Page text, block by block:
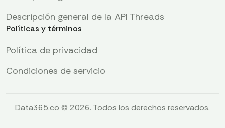
Descripción general de la API Threads
Políticas y términos
Política de privacidad
Condiciones de servicio
Data365.co © 2026. Todos los derechos reservados.